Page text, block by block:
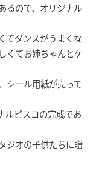
るので、オリジナル
てダンスがうまくな
くてお姉ちゃんとケ
シール用紙が売って
ルビスコの完成であ
ジオの子供たちに贈